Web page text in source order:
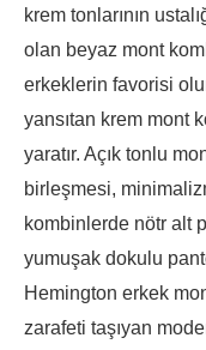
krem tonlarının
olan beyaz mont
erkeklerin favorisi
yansıtan krem mont
yaratır. Açık tonlu
birleşmesi,
kombinlerde nötr alt
yumuşak dokulu
Hemington erkek
zarafeti taşıyan